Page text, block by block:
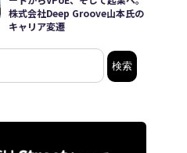
株式会社Deep Groove山本氏の
キャリア変遷